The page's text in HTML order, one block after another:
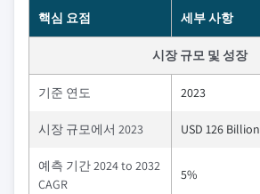
핵심 요점 세부 사항
시장 규모 및 성장
기준 연도 2023
시장 규모에서 2023 USD 126 Billion
예측 기간 2024 to 2032
CAGR
5%